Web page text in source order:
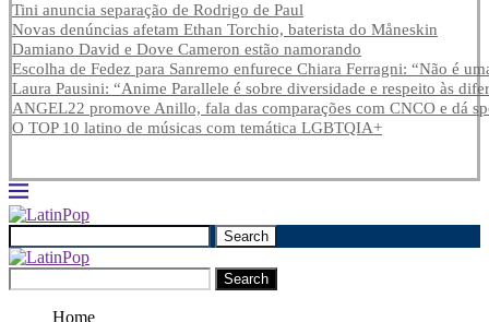
Tini anuncia separação de Rodrigo de Paul
Novas denúncias afetam Ethan Torchio, baterista do Måneskin
Damiano David e Dove Cameron estão namorando
Escolha de Fedez para Sanremo enfurece Chiara Ferragni: “Não é
Laura Pausini: “Anime Parallele é sobre diversidade e respeito às
ANGEL22 promove Anillo, fala das comparações com CNCO e dá
O TOP 10 latino de músicas com temática LGBTQIA+
Search
Search
Home